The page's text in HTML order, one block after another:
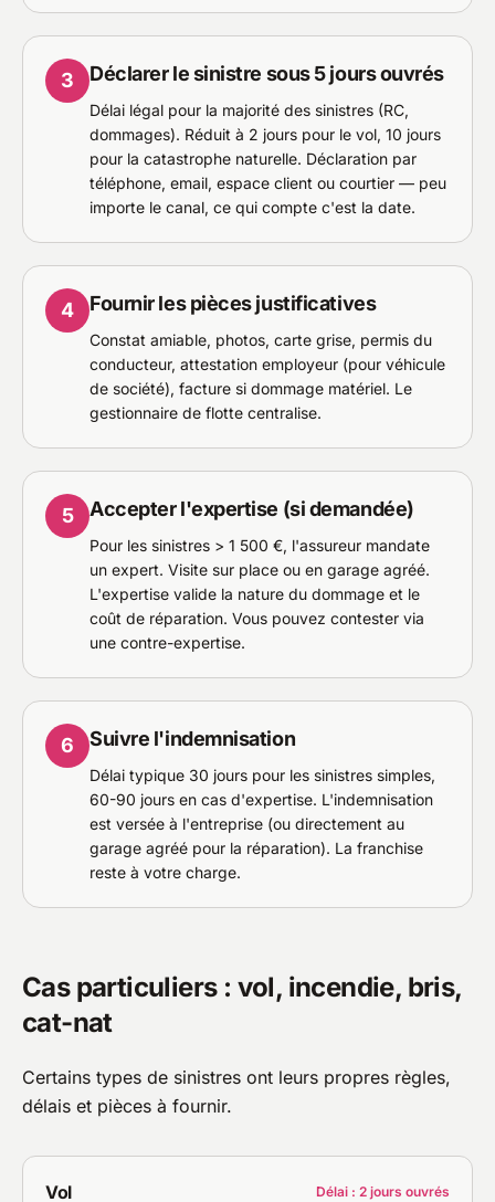
3 Déclarer le sinistre sous 5 jours ouvrés
Délai légal pour la majorité des sinistres (RC,
dommages). Réduit à 2 jours pour le vol, 10 jours
pour la catastrophe naturelle. Déclaration par
téléphone, email, espace client ou courtier — peu
importe le canal, ce qui compte c'est la date.
4 Fournir les pièces justificatives
Constat amiable, photos, carte grise, permis du
conducteur, attestation employeur (pour véhicule
de société), facture si dommage matériel. Le
gestionnaire de flotte centralise.
5 Accepter l'expertise (si demandée)
Pour les sinistres > 1 500 €, l'assureur mandate
un expert. Visite sur place ou en garage agréé.
L'expertise valide la nature du dommage et le
coût de réparation. Vous pouvez contester via
une contre-expertise.
6 Suivre l'indemnisation
Délai typique 30 jours pour les sinistres simples,
60-90 jours en cas d'expertise. L'indemnisation
est versée à l'entreprise (ou directement au
garage agréé pour la réparation). La franchise
reste à votre charge.
Cas particuliers : vol, incendie, bris,
cat-nat
Certains types de sinistres ont leurs propres règles,
délais et pièces à fournir.
Vol Délai : 2 jours ouvrés